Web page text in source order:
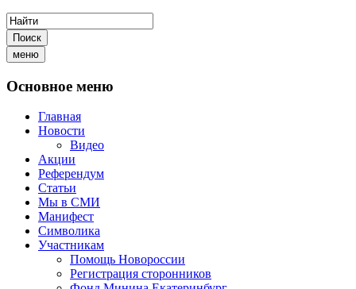
Поиск
меню
Основное меню
Главная
Новости
Видео
Акции
Референдум
Статьи
Мы в СМИ
Манифест
Символика
Участникам
Помощь Новороссии
Регистрация сторонников